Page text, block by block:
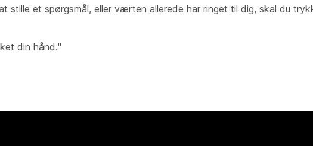
stille et spørgsmål, eller værten allerede har ringet til dig, skal du
din hånd."